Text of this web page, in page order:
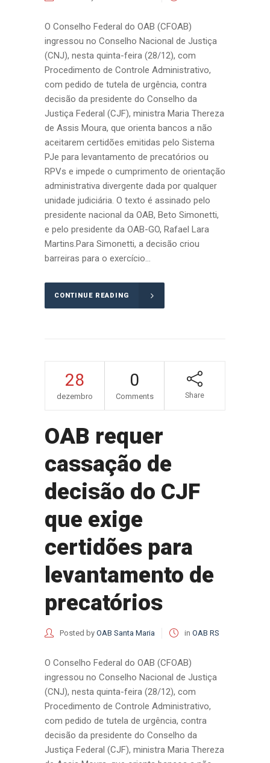
O Conselho Federal do OAB (CFOAB)
ingressou no Conselho Nacional de Justiça
(CNJ), nesta quinta-feira (28/12), com
Procedimento de Controle Administrativo,
com pedido de tutela de urgência, contra
decisão da presidente do Conselho da
Justiça Federal (CJF), ministra Maria Thereza
de Assis Moura, que orienta bancos a não
aceitarem certidões emitidas pelo Sistema
PJe para levantamento de precatórios ou
RPVs e impede o cumprimento de orientação
administrativa divergente dada por qualquer
unidade judiciária. O texto é assinado pelo
presidente nacional da OAB, Beto Simonetti,
e pelo presidente da OAB-GO, Rafael Lara
Martins.Para Simonetti, a decisão criou
barreiras para o exercício...
CONTINUE READING
28
dezembro
0
Comments Share
OAB requer
cassação de
decisão do CJF
que exige
certidões para
levantamento de
precatórios
Posted by OAB Santa Maria in OAB RS
O Conselho Federal do OAB (CFOAB)
ingressou no Conselho Nacional de Justiça
(CNJ), nesta quinta-feira (28/12), com
Procedimento de Controle Administrativo,
com pedido de tutela de urgência, contra
decisão da presidente do Conselho da
Justiça Federal (CJF), ministra Maria Thereza